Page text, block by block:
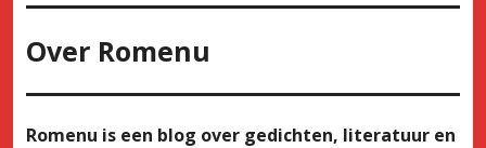
Over Romenu
Romenu is een blog over gedichten, literatuur en